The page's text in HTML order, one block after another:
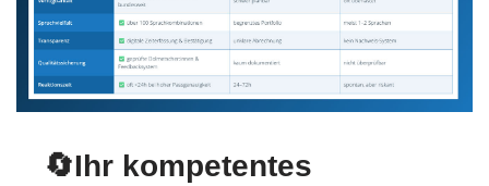
🔄Ihr kompetentes